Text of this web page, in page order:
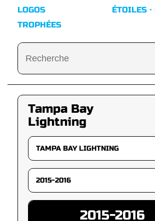
LOGOS
TROPHÉES
ÉTOILES
Tampa Bay
Lightning
2015-2016